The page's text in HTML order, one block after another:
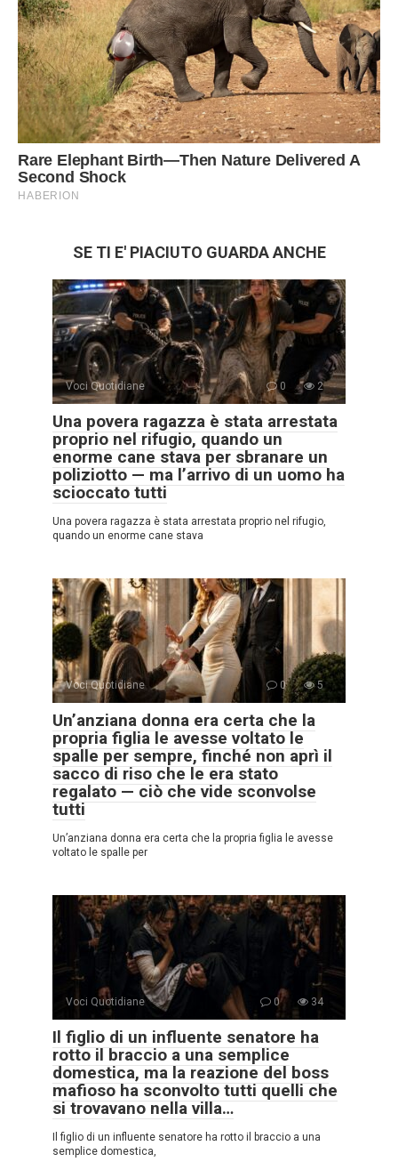
SE TI E' PIACIUTO GUARDA ANCHE
Voci Quotidiane 0 2
Una povera ragazza è stata arrestata
proprio nel rifugio, quando un
enorme cane stava per sbranare un
poliziotto — ma l’arrivo di un uomo ha
scioccato tutti
Una povera ragazza è stata arrestata proprio nel rifugio,
quando un enorme cane stava
Voci Quotidiane 0 5
Un’anziana donna era certa che la
propria figlia le avesse voltato le
spalle per sempre, finché non aprì il
sacco di riso che le era stato
regalato — ciò che vide sconvolse
tutti
Un’anziana donna era certa che la propria figlia le avesse
voltato le spalle per
Voci Quotidiane 0 34
Il figlio di un influente senatore ha
rotto il braccio a una semplice
domestica, ma la reazione del boss
mafioso ha sconvolto tutti quelli che
si trovavano nella villa…
Il figlio di un influente senatore ha rotto il braccio a una
semplice domestica,